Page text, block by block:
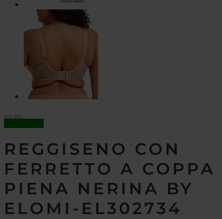
REGGISENO CON
FERRETTO A COPPA
PIENA NERINA BY
ELOMI-EL302734